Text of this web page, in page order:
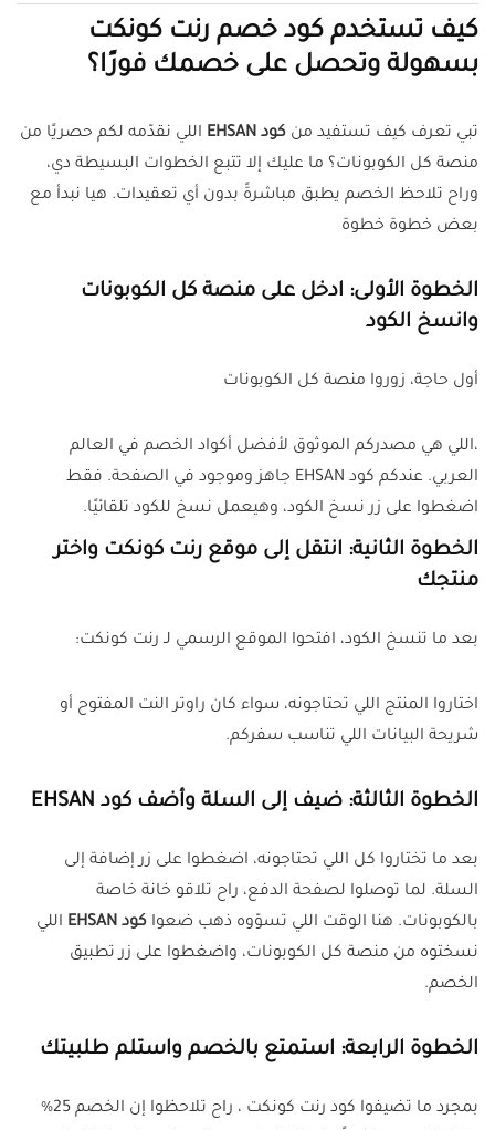
كيف تستخدم كود خصم رنت كونكت
بسهولة وتحصل على خصمك فورًا؟
تبي تعرف كيف تستفيد من كود EHSAN
اللي نقدّمه لكم حصريًا من
منصة كل الكوبونات؟ ما عليك إلا تتبع الخطوات البسيطة دي،
وراح تلاحظ الخصم يطبق مباشرةً بدون أي تعقيدات. هيا نبدأ مع
بعض خطوة خطوة
الخطوة الأولى: ادخل على منصة كل الكوبونات
وانسخ الكود
أول حاجة، زوروا منصة كل الكوبونات
،اللي هي مصدركم الموثوق لأفضل أكواد الخصم في العالم
العربي. عندكم كود EHSAN جاهز وموجود في الصفحة. فقط
اضغطوا على زر نسخ الكود، وهيعمل نسخ للكود تلقائيًا.
الخطوة الثانية: انتقل إلى موقع رنت كونكت واختر
منتجك
بعد ما تنسخ الكود، افتحوا الموقع الرسمي لـ رنت كونكت:
اختاروا المنتج اللي تحتاجونه، سواء كان راوتر النت المفتوح أو
شريحة البيانات اللي تناسب سفركم.
الخطوة الثالثة: ضيف إلى السلة وأضف كود EHSAN
بعد ما تختاروا كل اللي تحتاجونه، اضغطوا على زر إضافة إلى
السلة. لما توصلوا لصفحة الدفع، راح تلاقو خانة خاصة
بالكوبونات. هنا الوقت اللي تسوّوه ذهب ضعوا كود EHSAN
اللي
نسختوه من منصة كل الكوبونات، واضغطوا على زر تطبيق
الخصم.
الخطوة الرابعة: استمتع بالخصم واستلم طلبيتك
بمجرد ما تضيفوا كود رنت كونكت ، راح تلاحظوا إن الخصم 25%